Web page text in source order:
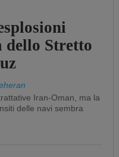
dello Stretto
Iran-Oman, ma la
delle navi sembra